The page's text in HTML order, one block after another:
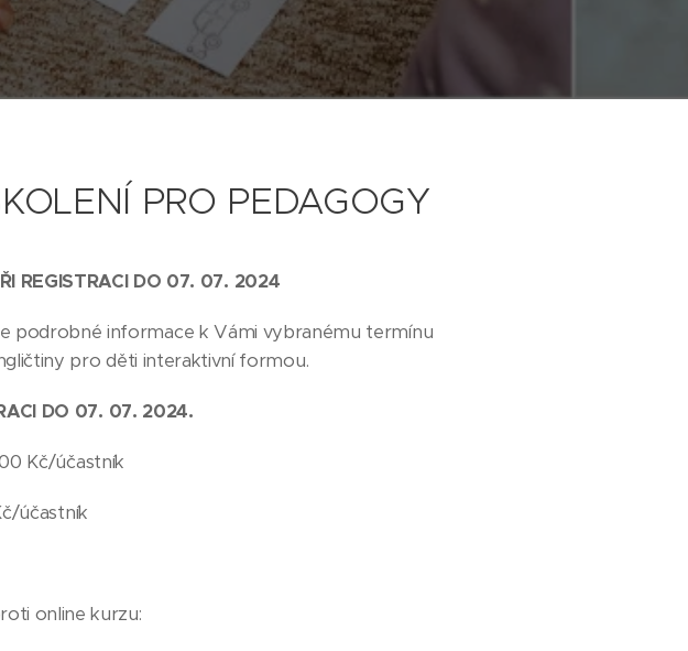
PRO PEDAGOGY
REGISTRACI DO 07. 07. 2024
podrobné informace k Vámi vybranému termínu
pro děti interaktivní formou.
DO 07. 07. 2024.
Kč/účastník
účastník
online kurzu: